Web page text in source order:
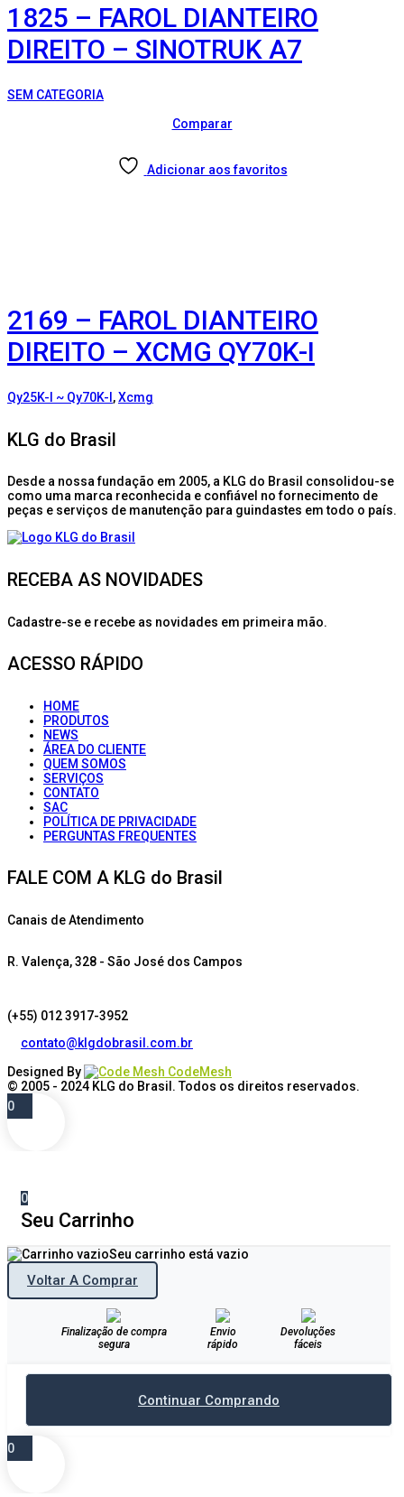
1825 – FAROL DIANTEIRO
DIREITO – SINOTRUK A7
SEM CATEGORIA
Comparar
Adicionar aos favoritos
2169 – FAROL DIANTEIRO
DIREITO – XCMG QY70K-I
Qy25K-I ~ Qy70K-I ,Xcmg
KLG do Brasil
Desde a nossa fundação em 2005, a KLG do Brasil consolidou-se
como uma marca reconhecida e confiável no fornecimento de
peças e serviços de manutenção para guindastes em todo o país.
RECEBA AS NOVIDADES
Cadastre-se e recebe as novidades em primeira mão.
ACESSO RÁPIDO
HOME
PRODUTOS
NEWS
ÁREA DO CLIENTE
QUEM SOMOS
SERVIÇOS
CONTATO
SAC
POLÍTICA DE PRIVACIDADE
PERGUNTAS FREQUENTES
FALE COM A KLG do Brasil
Canais de Atendimento
R. Valença, 328 - São José dos Campos
(+55) 012 3917-3952
contato@klgdobrasil.com.br
Designed By
CodeMesh
© 2005 - 2024 KLG do Brasil . Todos os direitos reservados.
0
0
Seu Carrinho
Seu carrinho está vazio
Voltar A Comprar
Finalização de compra
segura
Envio
rápido
Devoluções
fáceis
Continuar Comprando
0